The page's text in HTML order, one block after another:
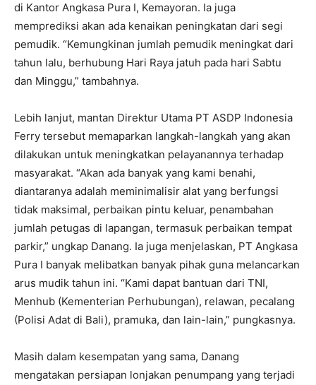
di Kantor Angkasa Pura I, Kemayoran. Ia juga
memprediksi akan ada kenaikan peningkatan dari segi
pemudik. “Kemungkinan jumlah pemudik meningkat dari
tahun lalu, berhubung Hari Raya jatuh pada hari Sabtu
dan Minggu,” tambahnya.
Lebih lanjut, mantan Direktur Utama PT ASDP Indonesia
Ferry tersebut memaparkan langkah-langkah yang akan
dilakukan untuk meningkatkan pelayanannya terhadap
masyarakat. “Akan ada banyak yang kami benahi,
diantaranya adalah meminimalisir alat yang berfungsi
tidak maksimal, perbaikan pintu keluar, penambahan
jumlah petugas di lapangan, termasuk perbaikan tempat
parkir,” ungkap Danang. Ia juga menjelaskan, PT Angkasa
Pura I banyak melibatkan banyak pihak guna melancarkan
arus mudik tahun ini. “Kami dapat bantuan dari TNI,
Menhub (Kementerian Perhubungan), relawan, pecalang
(Polisi Adat di Bali), pramuka, dan lain-lain,” pungkasnya.
Masih dalam kesempatan yang sama, Danang
mengatakan persiapan lonjakan penumpang yang terjadi